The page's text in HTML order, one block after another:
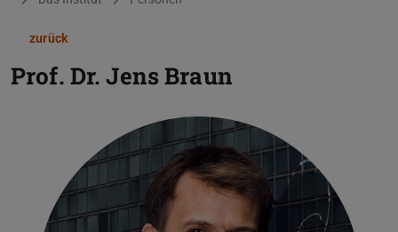
zurück
Prof. Dr. Jens Braun